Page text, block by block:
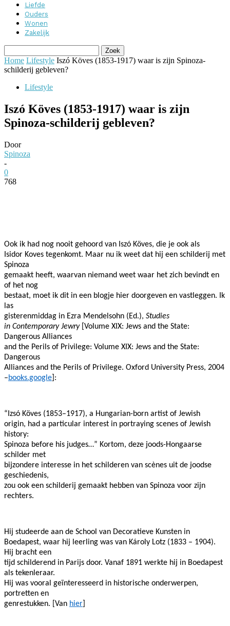
Liefde
Ouders
Wonen
Zakelijk
Home Lifestyle Iszó Köves (1853-1917) waar is zijn Spinoza-
schilderij gebleven?
Lifestyle
Iszó Köves (1853-1917) waar is zijn
Spinoza-schilderij gebleven?
Door
Spinoza
-
0
768
Ook ik had nog nooit gehoord van Iszó Köves, die je ook als
Isidor Koves tegenkomt. Maar nu ik weet dat hij een schilderij met
Spinoza
gemaakt heeft, waarvan niemand weet waar het zich bevindt en
of het nog
bestaat, moet ik dit in een blogje hier doorgeven en vastleggen. Ik
las
gisterenmiddag in Ezra Mendelsohn (Ed.), Studies
in Contemporary Jewry[Volume XIX: Jews and the State:
Dangerous Alliances
and the Perils of Privilege: Volume XIX: Jews and the State:
Dangerous
Alliances and the Perils of Privilege. Oxford University Press, 2004
–books.google ]:
“Izsó Köves (1853–1917), a Hungarian-born artist of Jewish
origin, had a particular interest in portraying scenes of Jewish
history:
Spinoza before his judges…” Kortom, deze joods-Hongaarse
schilder met
bijzondere interesse in het schilderen van scènes uit de joodse
geschiedenis,
zou ook een schilderij gemaakt hebben van Spinoza voor zijn
rechters.
Hij studeerde aan de School van Decoratieve Kunsten in
Boedapest, waar hij leerling was van Károly Lotz (1833 – 1904).
Hij bracht een
tijd schilderend in Parijs door. Vanaf 1891 werkte hij in Boedapest
als tekenleraar.
Hij was vooral geïnteresseerd in historische onderwerpen,
portretten en
genrestukken. [Van hier